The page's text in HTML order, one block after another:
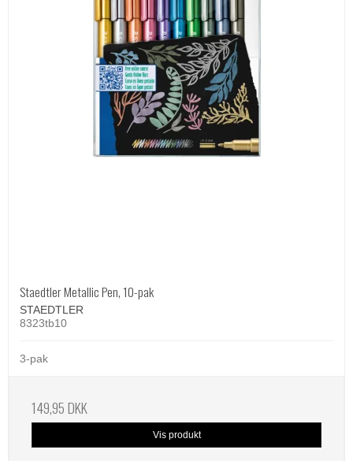
Staedtler Metallic Pen, 10-pak
STAEDTLER
8323tb10
3-pak
149,95 DKK
Vis produkt